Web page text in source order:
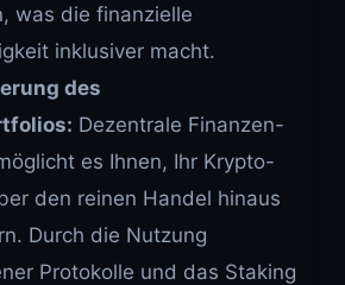
was die finanzielle
inklusiver macht.
des
Dezentrale Finanzen-
es Ihnen, Ihr Krypto-
den reinen Handel hinaus
Durch die Nutzung
Protokolle und das Staking